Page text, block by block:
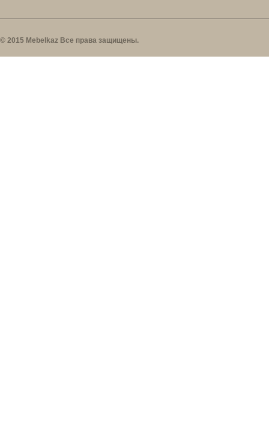
© 2015 Mebelkaz Все права защищены.